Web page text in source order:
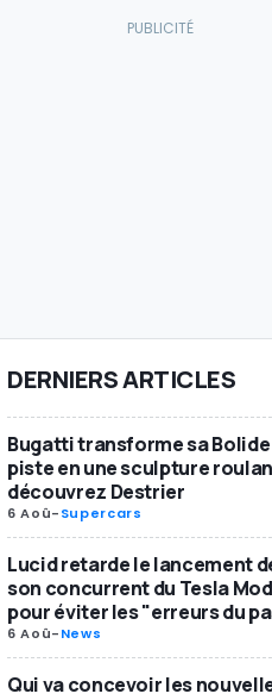
DERNIERS ARTICLES
Bugatti transforme sa Bolide
piste en une sculpture
découvrez Destrier
6 Aoû-Supercars
Lucid retarde le lancement
son concurrent du Tesla
pour éviter les "erreurs du
6 Aoû-News
Qui va concevoir les